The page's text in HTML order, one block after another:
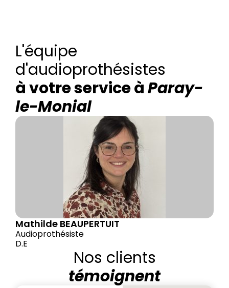
L'équipe
d'audioprothésistes
à votre service àParay-
le-Monial
Mathilde BEAUPERTUIT
Audioprothésiste
D.E
Nos clients
témoignent